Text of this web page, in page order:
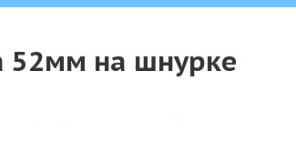
52мм на шнурке